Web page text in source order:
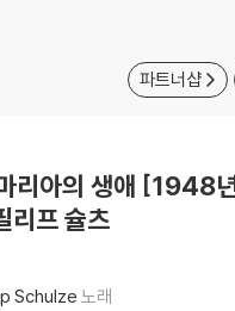
파트너샵
리아의 생애
프 슐츠
Schulze 노래